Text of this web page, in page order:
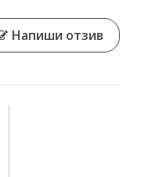
Напиши отзив